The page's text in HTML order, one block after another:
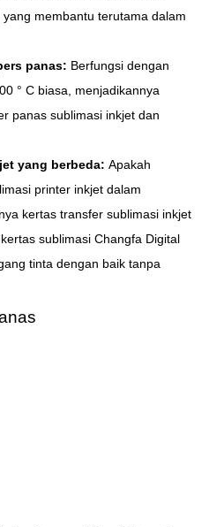
membantu terutama dalam
panas: Berfungsi dengan
° C biasa, menjadikannya
panas sublimasi inkjet dan
yang berbeda: Apakah
printer inkjet dalam
kertas transfer sublimasi inkjet
sublimasi Changfa Digital
tinta dengan baik tanpa